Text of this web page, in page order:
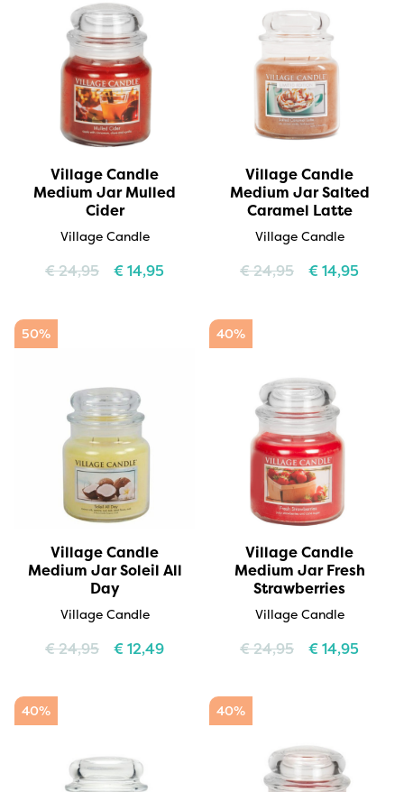
Village Candle
Medium Jar Mulled
Cider
Village Candle
€24,95 €14,95
Village Candle
Medium Jar Salted
Caramel Latte
Village Candle
€24,95 €14,95
Village Candle
Medium Jar Soleil All
Day
Village Candle
€24,95 €12,49
50%
Village Candle
Medium Jar Fresh
Strawberries
Village Candle
€24,95 €14,95
40%
40% 40%